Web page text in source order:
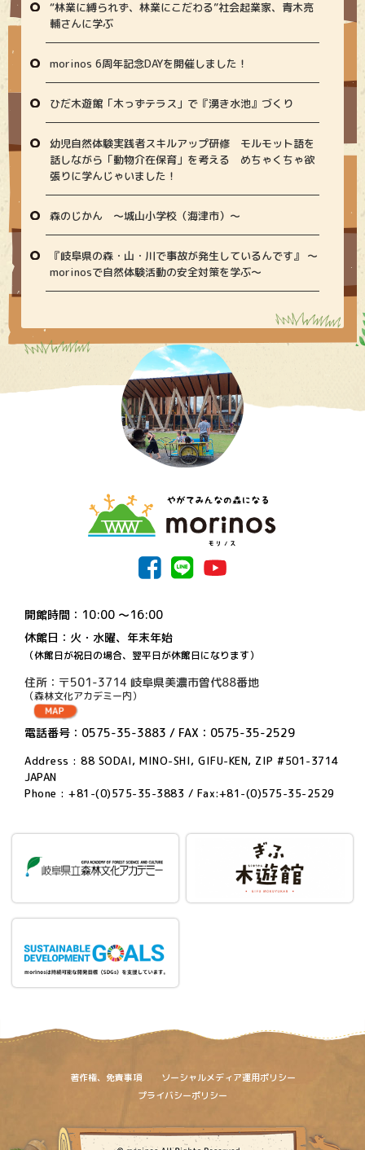
“林業に縛られず、林業にこだわる”社会起業家、青木亮
輔さんに学ぶ
morinos 6周年記念DAYを開催しました！
ひだ木遊館「木っずテラス」で『湧き水池』づくり
幼児自然体験実践者スキルアップ研修 モルモット語を
話しながら「動物介在保育」を考える めちゃくちゃ欲
張りに学んじゃいました！
森のじかん 〜城山小学校（海津市）〜
『岐阜県の森・山・川で事故が発生しているんです』 〜
morinosで自然体験活動の安全対策を学ぶ〜
開館時間：10:00 〜16:00
休館日：火・水曜、年末年始
（休館日が祝日の場合、翌平日が休館日になります）
住所：〒501-3714 岐阜県美濃市曽代88番地
（森林文化アカデミー内）
電話番号：0575-35-3883 / FAX：0575-35-2529
Address : 88 SODAI, MINO-SHI, GIFU-KEN, ZIP #501-3714
JAPAN
Phone : +81-(0)575-35-3883 / Fax:+81-(0)575-35-2529
著作権、免責事項
ソーシャルメディア運用ポリシー
プライバシーポリシー